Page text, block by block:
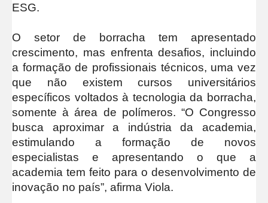
ESG.
O setor de borracha tem apresentado
crescimento, mas enfrenta desafios, incluindo
a formação de profissionais técnicos, uma vez
que não existem cursos universitários
específicos voltados à tecnologia da borracha,
somente à área de polímeros. “O Congresso
busca aproximar a indústria da academia,
estimulando a formação de novos
especialistas e apresentando o que a
academia tem feito para o desenvolvimento de
inovação no país”, afirma Viola.